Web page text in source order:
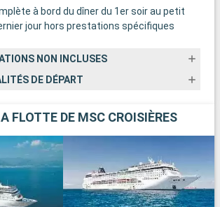
à bord du dîner du 1er soir au petit
jour hors prestations spécifiques
NON INCLUSES
DE DÉPART
FLOTTE DE MSC CROISIÈRES